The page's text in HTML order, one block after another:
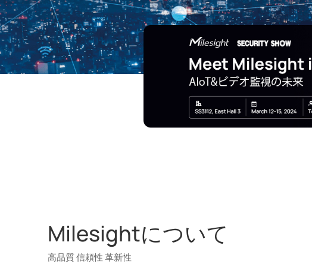
Milesightについて
高品質 信頼性 革新性